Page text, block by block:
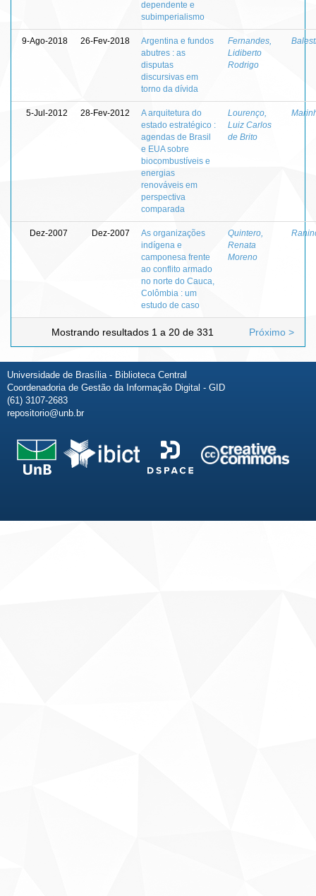
dependente e
subimperialismo
9-Ago-2018 26-Fev-2018
Argentina e fundos
abutres : as
disputas
discursivas em
torno da dívida
Fernandes,
Lidiberto
Rodrigo
5-Jul-2012 28-Fev-2012
A arquitetura do
estado estratégico :
agendas de Brasil
e EUA sobre
biocombustíveis e
energias
renováveis em
perspectiva
comparada
Lourenço,
Luiz Carlos
de Brito
Dez-2007 Dez-2007
As organizações
indígena e
camponesa frente
ao conflito armado
no norte do Cauca,
Colômbia : um
estudo de caso
Quintero,
Renata
Moreno
Mostrando resultados 1 a 20 de 331 Próximo >
Universidade de Brasília - Biblioteca Central
Coordenadoria de Gestão da Informação Digital - GID
(61) 3107-2683
repositorio@unb.br